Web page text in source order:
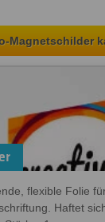
Magnetschilder
flexible Folie
Haftet